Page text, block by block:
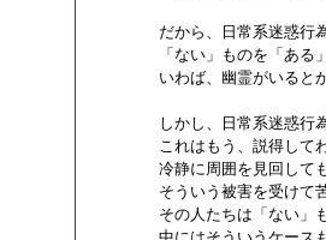
だから、日常系迷惑行
「ない」ものを「ある
いわば、幽霊がいると
しかし、日常系迷惑行
これはもう、説得して
冷静に周囲を見回して
そういう被害を受けて
その人たちは「ない」